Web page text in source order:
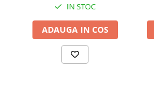
IN STOC
ADAUGA IN COS